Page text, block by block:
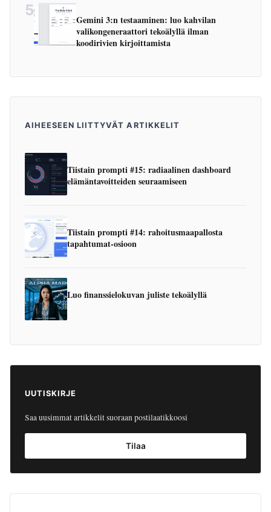
5
Gemini 3:n testaaminen: luo kahvilan
valikongeneraattori tekoälyllä ilman
koodirivien kirjoittamista
AIHEESEEN LIITTYVÄT ARTIKKELIT
Tiistain prompti #15: radiaalinen dashboard
elämäntavoitteiden seuraamiseen
Tiistain prompti #14: rahoitusmaapallosta
tapahtumat-osioon
Luo finanssielokuvan juliste tekoälyllä
UUTISKIRJE
Saa uusimmat artikkelit suoraan postilaatikkoosi
Tilaa